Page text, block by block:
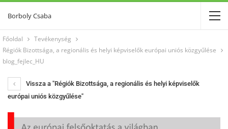
Borboly Csaba
Főoldal
Tevékenység
Régiók Bizottsága, a regionális és helyi képviselők európai uniós közgyűlése
blog_fejlec_HU
Vissza a "Régiók Bizottsága, a regionális és helyi képviselők
európai uniós közgyűlése"